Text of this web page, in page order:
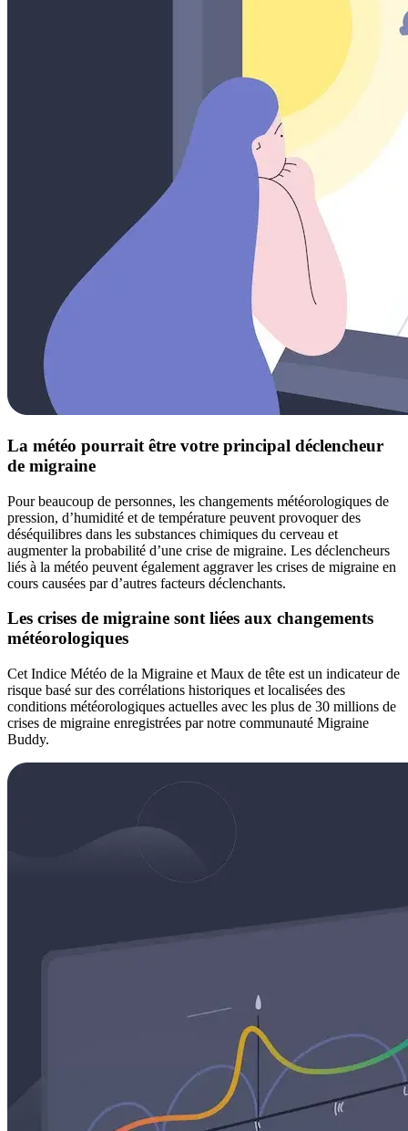
La météo pourrait être votre principal déclencheur
de migraine
Pour beaucoup de personnes, les changements météorologiques de
pression, d’humidité et de température peuvent provoquer des
déséquilibres dans les substances chimiques du cerveau et
augmenter la probabilité d’une crise de migraine. Les déclencheurs
liés à la météo peuvent également aggraver les crises de migraine en
cours causées par d’autres facteurs déclenchants.
Les crises de migraine sont liées aux changements
météorologiques
Cet Indice Météo de la Migraine et Maux de tête est un indicateur de
risque basé sur des corrélations historiques et localisées des
conditions météorologiques actuelles avec les plus de 30 millions de
crises de migraine enregistrées par notre communauté Migraine
Buddy.